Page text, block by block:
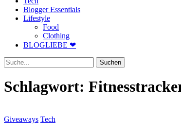
Blogger Essentials
Lifestyle
Food
Clothing
BLOGLIEBE ❤
Suche
Schlagwort:
Giveaways Tech